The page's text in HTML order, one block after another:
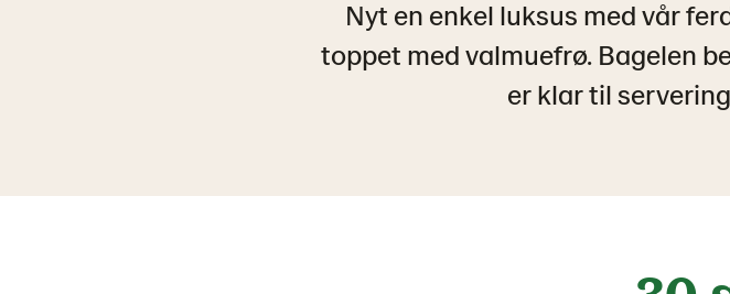
Nyt en enkel luksus med vår
toppet med valmuefrø. Bagelen
er klar til